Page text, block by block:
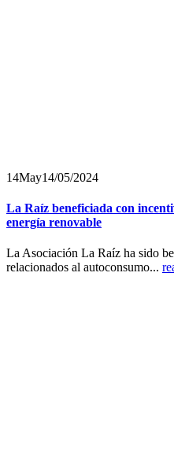
14May14/05/2024
La Raíz beneficiada con
energía renovable
La Asociación La Raíz ha sido
relacionados al autoconsumo...